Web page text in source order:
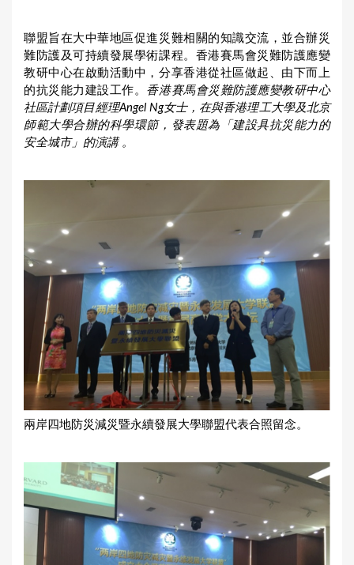
聯盟旨在大中華地區促進災難相關的知識交流，並合辦災
難防護及可持續發展學術課程。香港賽馬會災難防護應變
教研中心在啟動活動中，分享香港從社區做起、由下而上
的抗災能力建設工作。 香港賽馬會災難防護應變教研中心
社區計劃項目經理Angel Ng女士，在與香港理工大學及北京
師範大學合辦的科學環節，發表題為「建設具抗災能力的
安全城市」的演講 。
兩岸四地防災減災暨永續發展大學聯盟代表合照留念。